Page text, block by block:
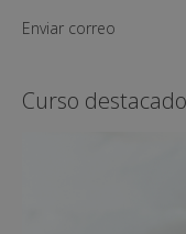
Enviar correo
Curso destacado